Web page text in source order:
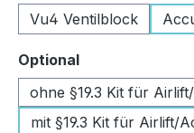
Vu4 Ventilblock
Optionalauswählen
ohne §19.3 Kit für
mit §19.3 Kit für Airlift/